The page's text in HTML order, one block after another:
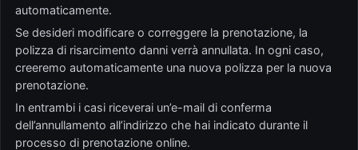
automaticamente.
Se desideri modificare o correggere la prenotazione, la
polizza di risarcimento danni verrà annullata. In ogni caso,
creeremo automaticamente una nuova polizza per la nuova
prenotazione.
In entrambi i casi riceverai un’e-mail di conferma
dell’annullamento all’indirizzo che hai indicato durante il
processo di prenotazione online.